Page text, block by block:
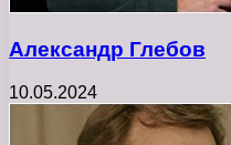
Александр Глебов
10.05.2024